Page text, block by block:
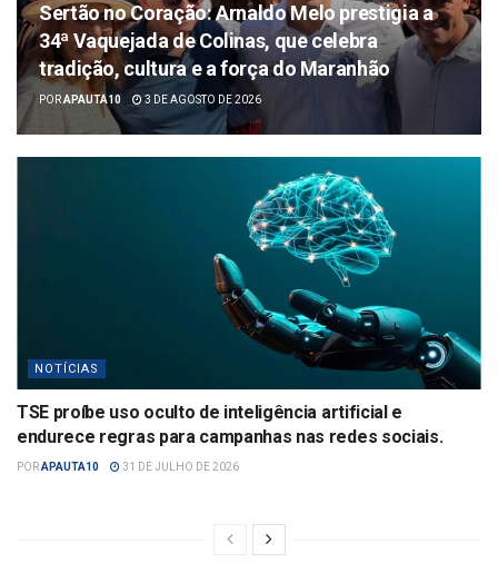
Sertão no Coração: Arnaldo Melo prestigia a
34ª Vaquejada de Colinas, que celebra
tradição, cultura e a força do Maranhão
PORAPAUTA10 3 DE AGOSTO DE 2026
NOTÍCIAS
TSE proíbe uso oculto de inteligência artificial e
endurece regras para campanhas nas redes sociais.
PORAPAUTA10 31 DE JULHO DE 2026